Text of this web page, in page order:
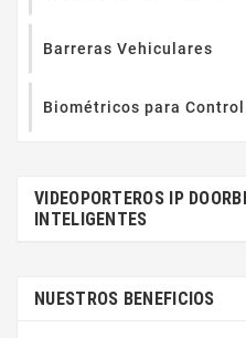
Barreras Vehiculares
Biométricos para Control
VIDEOPORTEROS IP
INTELIGENTES
NUESTROS BENEFICIOS